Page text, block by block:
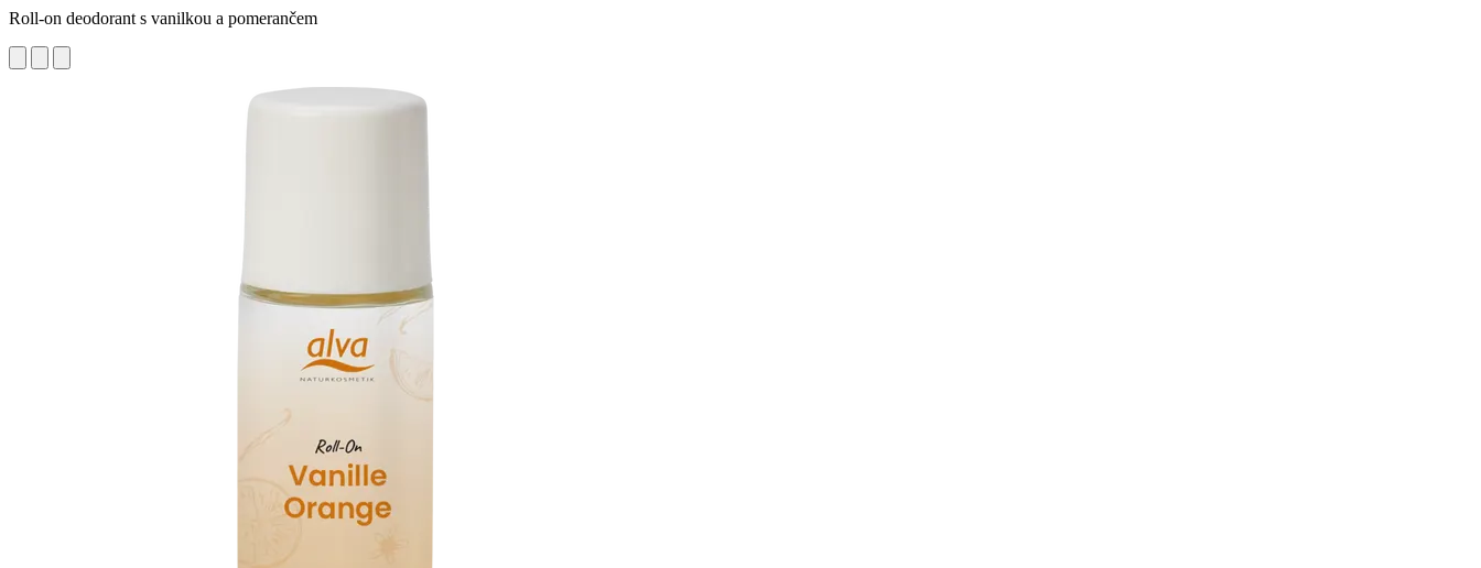
Roll-on deodorant s vanilkou a pomerančem